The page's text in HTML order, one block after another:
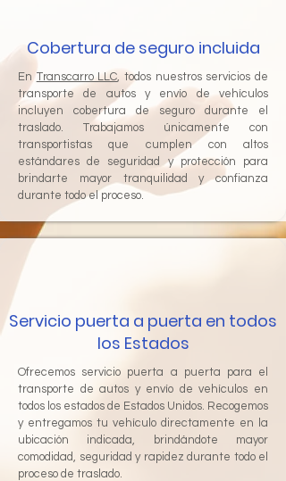
Cobertura de seguro incluida
EnTranscarro LLC , todos nuestros servicios de
transporte de autos y envío de vehículos
incluyen cobertura de seguro durante el
traslado. Trabajamos únicamente con
transportistas que cumplen con altos
estándares de seguridad y protección para
brindarte mayor tranquilidad y confianza
durante todo el proceso.
Servicio puerta a puerta en todos
los Estados
Ofrecemos servicio puerta a puerta para el
transporte de autos y envío de vehículos en
todos los estados de Estados Unidos. Recogemos
y entregamos tu vehículo directamente en la
ubicación indicada, brindándote mayor
comodidad, seguridad y rapidez durante todo el
proceso de traslado.